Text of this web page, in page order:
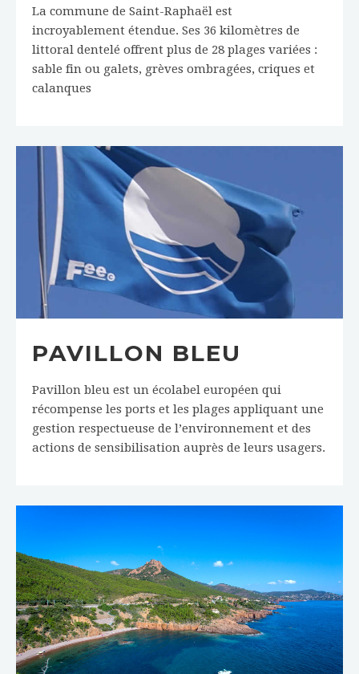
La commune de Saint-Raphaël est
incroyablement étendue. Ses 36 kilomètres de
littoral dentelé offrent plus de 28 plages variées :
sable fin ou galets, grèves ombragées, criques et
calanques
PAVILLON BLEU
Pavillon bleu est un écolabel européen qui
récompense les ports et les plages appliquant une
gestion respectueuse de l’environnement et des
actions de sensibilisation auprès de leurs usagers.